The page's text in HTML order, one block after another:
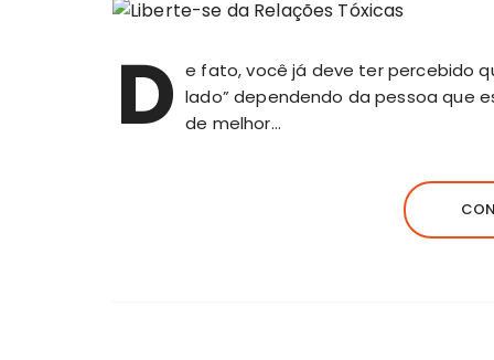
D e fato, você já deve ter percebido
lado” dependendo da pessoa que
de melhor…